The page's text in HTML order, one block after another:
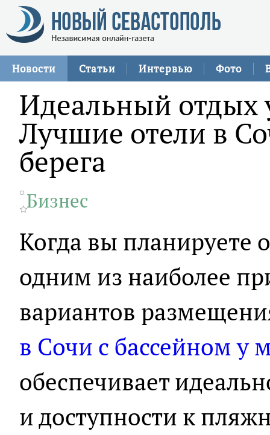
Новости Статьи Интервью Фото
Идеальный отдых
Лучшие отели в
берега
Бизнес
Когда вы планируете
одним из наиболее
вариантов
в Cочи с бассейном у
обеспечивает
и доступности к